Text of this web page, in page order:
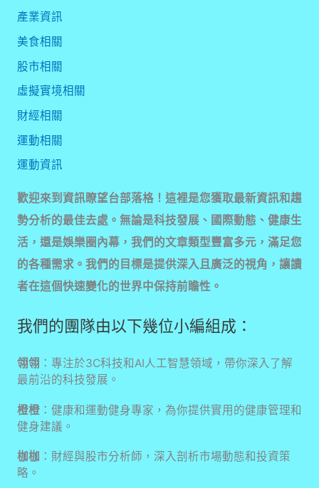
產業資訊
美食相關
股市相關
虛擬實境相關
財經相關
運動相關
運動資訊
歡迎來到資訊瞭望台部落格！這裡是您獲取最新資訊和趨
勢分析的最佳去處。無論是科技發展、國際動態、健康生
活，還是娛樂圈內幕，我們的文章類型豐富多元，滿足您
的各種需求。我們的目標是提供深入且廣泛的視角，讓讀
者在這個快速變化的世界中保持前瞻性。
我們的團隊由以下幾位小編組成：
翎翎 ：專注於3C科技和AI人工智慧領域，帶你深入了解
最前沿的科技發展。
橙橙：健康和運動健身專家，為你提供實用的健康管理和
健身建議。
枷枷 ：財經與股市分析師，深入剖析市場動態和投資策
略。